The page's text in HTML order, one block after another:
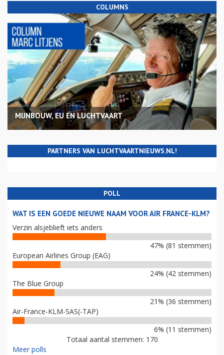
COLUMNS
MIJNBOUW, EU EN LUCHTVAART
PARTNERS VAN LUCHTVAARTNIEUWS.NL!
POLL
WAT IS EEN GOEDE NIEUWE NAAM VOOR AIR FRANCE-KLM?
Verzin alsjeblieft iets anders
47% (81 stemmen)
European Airlines Group (EAG)
24% (42 stemmen)
The Blue Group
21% (36 stemmen)
Air-France-KLM-SAS(-TAP)
6% (11 stemmen)
Totaal aantal stemmen: 170
Meer polls